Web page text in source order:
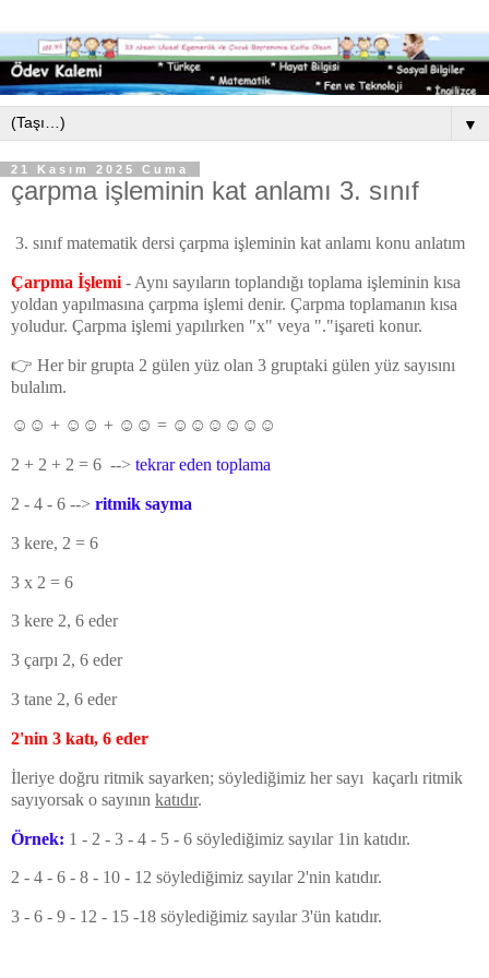
▼
21 Kasım 2025 Cuma
çarpma işleminin kat anlamı 3. sınıf
3. sınıf matematik dersi çarpma işleminin kat anlamı konu anlatım
Çarpma İşlemi - Aynı sayıların toplandığı toplama işleminin kısa
yoldan yapılmasına çarpma işlemi denir. Çarpma toplamanın kısa
yoludur. Çarpma işlemi yapılırken "x" veya "."işareti konur.
👉 Her bir grupta 2 gülen yüz olan 3 gruptaki gülen yüz sayısını
bulalım.
☺☺ + ☺☺ + ☺☺ = ☺☺☺☺☺☺
2 + 2 + 2 = 6 --> tekrar eden toplama
2 - 4 - 6 --> ritmik sayma
3 kere, 2 = 6
3 x 2 = 6
3 kere 2, 6 eder
3 çarpı 2, 6 eder
3 tane 2, 6 eder
2'nin 3 katı, 6 eder
İleriye doğru ritmik sayarken; söylediğimiz her sayı kaçarlı ritmik
sayıyorsak o sayının katıdır.
Örnek: 1 - 2 - 3 - 4 - 5 - 6 söylediğimiz sayılar 1in katıdır.
2 - 4 - 6 - 8 - 10 - 12 söylediğimiz sayılar 2'nin katıdır.
3 - 6 - 9 - 12 - 15 -18 söylediğimiz sayılar 3'ün katıdır.